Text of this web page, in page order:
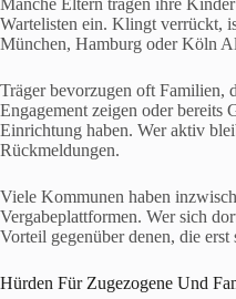
Manche Eltern tragen ihre
Wartelisten ein. Klingt verrückt,
München, Hamburg oder Köln
Träger bevorzugen oft Familien,
Engagement zeigen oder bereits
Einrichtung haben. Wer aktiv
Rückmeldungen.
Viele Kommunen haben
Vergabeplattformen. Wer sich
Vorteil gegenüber denen, die erst
Hürden Für Zugezogene Und